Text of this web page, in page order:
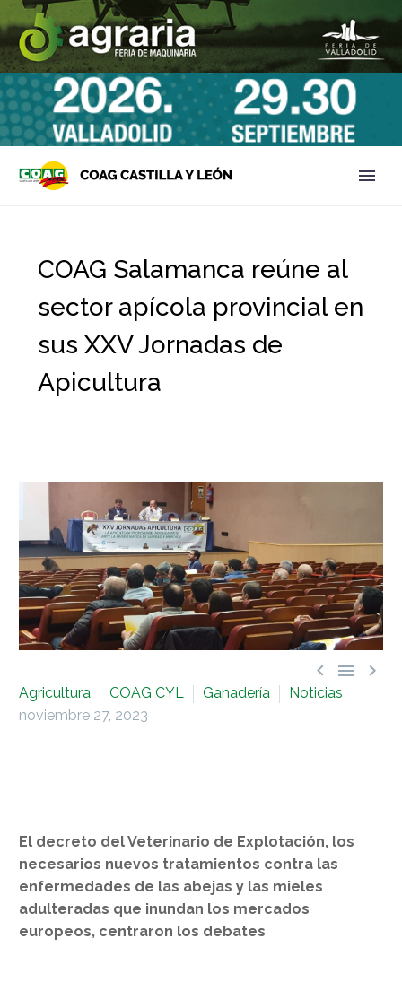
COAG Salamanca reúne al
sector apícola provincial en
sus XXV Jornadas de
Apicultura
  
Agricultura COAG CYL Ganadería
Noticias
noviembre 27, 2023
El decreto del Veterinario de Explotación, los
necesarios nuevos tratamientos contra las
enfermedades de las abejas y las mieles
adulteradas que inundan los mercados
europeos, centraron los debates